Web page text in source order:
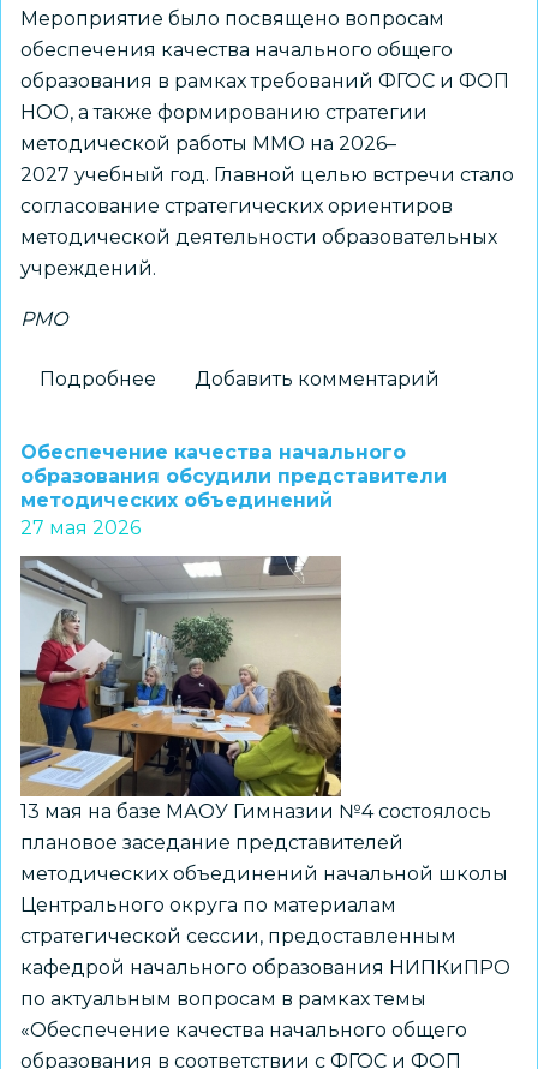
Мероприятие было посвящено вопросам
обеспечения качества начального общего
образования в рамках требований ФГОС и ФОП
НОО, а также формированию стратегии
методической работы ММО на 2026–
2027 учебный год. Главной целью встречи стало
согласование стратегических ориентиров
методической деятельности образовательных
учреждений.
РМО
Подробнее
вопросы
обеспечения
начального
общего
образования
Добавить комментарий
Обеспечение качества начального
образования обсудили представители
методических объединений
27 мая 2026
13 мая на базе МАОУ Гимназии №4 состоялось
плановое заседание представителей
методических объединений начальной школы
Центрального округа по материалам
стратегической сессии, предоставленным
кафедрой начального образования НИПКиПРО
по актуальным вопросам в рамках темы
«Обеспечение качества начального общего
образования в соответствии с ФГОС и ФОП